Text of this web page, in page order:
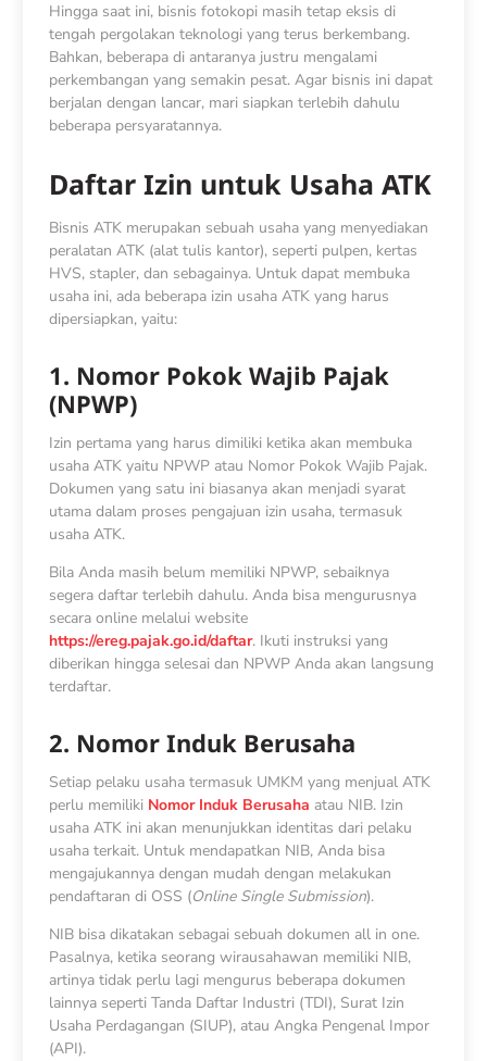
Hingga saat ini, bisnis fotokopi masih tetap eksis di
tengah pergolakan teknologi yang terus berkembang.
Bahkan, beberapa di antaranya justru mengalami
perkembangan yang semakin pesat. Agar bisnis ini dapat
berjalan dengan lancar, mari siapkan terlebih dahulu
beberapa persyaratannya.
Daftar Izin untuk Usaha ATK
Bisnis ATK merupakan sebuah usaha yang menyediakan
peralatan ATK (alat tulis kantor), seperti pulpen, kertas
HVS, stapler, dan sebagainya. Untuk dapat membuka
usaha ini, ada beberapa izin usaha ATK yang harus
dipersiapkan, yaitu:
1. Nomor Pokok Wajib Pajak
(NPWP)
Izin pertama yang harus dimiliki ketika akan membuka
usaha ATK yaitu NPWP atau Nomor Pokok Wajib Pajak.
Dokumen yang satu ini biasanya akan menjadi syarat
utama dalam proses pengajuan izin usaha, termasuk
usaha ATK.
Bila Anda masih belum memiliki NPWP, sebaiknya
segera daftar terlebih dahulu. Anda bisa mengurusnya
secara online melalui website
https://ereg.pajak.go.id/daftar. Ikuti instruksi yang
diberikan hingga selesai dan NPWP Anda akan langsung
terdaftar.
2. Nomor Induk Berusaha
Setiap pelaku usaha termasuk UMKM yang menjual ATK
perlu memiliki Nomor Induk Berusaha atau NIB. Izin
usaha ATK ini akan menunjukkan identitas dari pelaku
usaha terkait. Untuk mendapatkan NIB, Anda bisa
mengajukannya dengan mudah dengan melakukan
pendaftaran di OSS (Online Single Submission).
NIB bisa dikatakan sebagai sebuah dokumen all in one.
Pasalnya, ketika seorang wirausahawan memiliki NIB,
artinya tidak perlu lagi mengurus beberapa dokumen
lainnya seperti Tanda Daftar Industri (TDI), Surat Izin
Usaha Perdagangan (SIUP), atau Angka Pengenal Impor
(API).